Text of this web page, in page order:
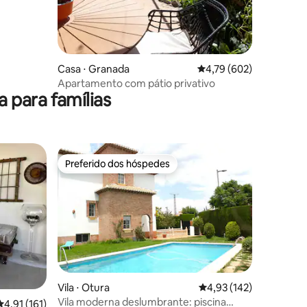
Casa ⋅ Granada 4,79 de uma avaliação
4,79 (602)
Apartamento com pátio privativo
para famílias
de uma avaliação média de 5, 161 avaliações
4,91 (161)
Preferido dos hóspedes
Preferido dos hóspedes
Vila ⋅ Otura 4,93 de uma avaliação
4,93 (142)
Vila moderna deslumbrante: piscina